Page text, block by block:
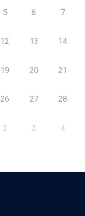
5 6 7
12 13 14
19 20 21
26 27 28
2 3 4